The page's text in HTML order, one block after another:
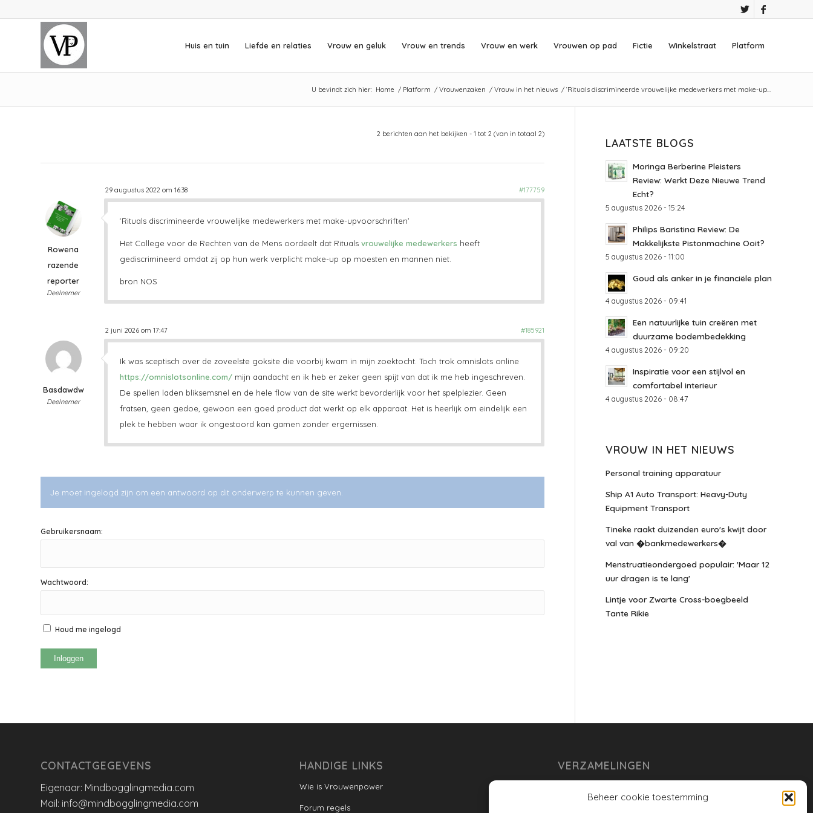
Beheer cookie toestemming
Huis en tuin Liefde en relaties Vrouw en geluk Vrouw en trends Vrouw en werk Vrouwen op pad Fictie Winkelstraat Platform
U bevindt zich hier: Home / Platform / Vrouwenzaken / Vrouw in het nieuws / ‘Rituals discrimineerde vrouwelijke medewerkers met make-up…
2 berichten aan het bekijken - 1 tot 2 (van in totaal 2)
29 augustus 2022 om 16:38 #177759
Rowena
razende
reporter
Deelnemer
‘Rituals discrimineerde vrouwelijke medewerkers met make-upvoorschriften’
Het College voor de Rechten van de Mens oordeelt dat Rituals vrouwelijke medewerkers heeft
gediscrimineerd omdat zij op hun werk verplicht make-up op moesten en mannen niet.
bron NOS
2 juni 2026 om 17:47 #185921
Basdawdw
Deelnemer
Ik was sceptisch over de zoveelste goksite die voorbij kwam in mijn zoektocht. Toch trok omnislots online
https://omnislotsonline.com/ mijn aandacht en ik heb er zeker geen spijt van dat ik me heb ingeschreven.
De spellen laden bliksemsnel en de hele flow van de site werkt bevorderlijk voor het spelplezier. Geen
fratsen, geen gedoe, gewoon een goed product dat werkt op elk apparaat. Het is heerlijk om eindelijk een
plek te hebben waar ik ongestoord kan gamen zonder ergernissen.
Je moet ingelogd zijn om een antwoord op dit onderwerp te kunnen geven.
Gebruikersnaam:
Wachtwoord:
Houd me ingelogd
Inloggen
LAATSTE BLOGS
Moringa Berberine Pleisters
Review: Werkt Deze Nieuwe Trend
Echt?
5 augustus 2026 - 15:24
Philips Baristina Review: De
Makkelijkste Pistonmachine Ooit?
5 augustus 2026 - 11:00
Goud als anker in je financiële plan
4 augustus 2026 - 09:41
Een natuurlijke tuin creëren met
duurzame bodembedekking
4 augustus 2026 - 09:20
Inspiratie voor een stijlvol en
comfortabel interieur
4 augustus 2026 - 08:47
VROUW IN HET NIEUWS
Personal training apparatuur
Ship A1 Auto Transport: Heavy-Duty
Equipment Transport
Tineke raakt duizenden euro's kwijt door
val van �bankmedewerkers�
Menstruatieondergoed populair: 'Maar 12
uur dragen is te lang'
Lintje voor Zwarte Cross-boegbeeld
Tante Rikie
CONTACTGEGEVENS
Eigenaar: Mindbogglingmedia.com
Mail: info@mindbogglingmedia.com
HANDIGE LINKS
Wie is Vrouwenpower
Forum regels
VERZAMELINGEN